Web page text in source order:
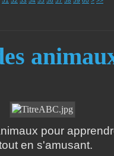
pour
en s'amusant.